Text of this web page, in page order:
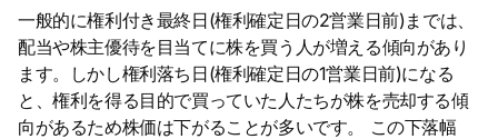
一般的に権利付き最終日(権利確定日の2営業日前)までは、
配当や株主優待を目当てに株を買う人が増える傾向があり
ます。しかし権利落ち日(権利確定日の1営業日前)になる
と、権利を得る目的で買っていた人たちが株を売却する傾
向があるため株価は下がることが多いです。 この下落幅